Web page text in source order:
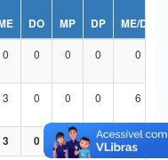
DO MP DP
ME/DO
0 0 0 0 0
3 0 0 0 6
3 0 0 0 6